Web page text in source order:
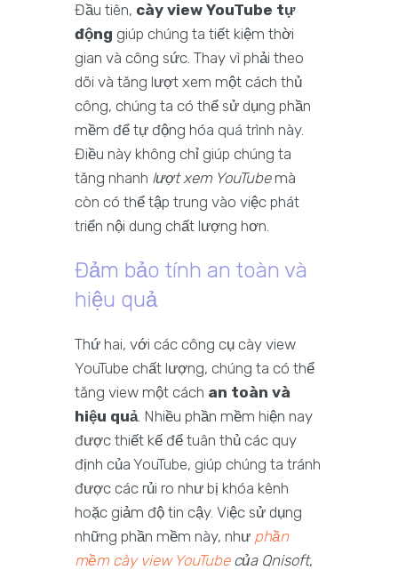
Đầu tiên, cày view YouTube tự
động giúp chúng ta tiết kiệm thời
gian và công sức. Thay vì phải theo
dõi và tăng lượt xem một cách thủ
công, chúng ta có thể sử dụng phần
mềm để tự động hóa quá trình này.
Điều này không chỉ giúp chúng ta
tăng nhanh lượt xem YouTubemà
còn có thể tập trung vào việc phát
triển nội dung chất lượng hơn.
Đảm bảo tính an toàn và
hiệu quả
Thứ hai, với các công cụ cày view
YouTube chất lượng, chúng ta có thể
tăng view một cách an toàn và
hiệu quả. Nhiều phần mềm hiện nay
được thiết kế để tuân thủ các quy
định của YouTube, giúp chúng ta tránh
được các rủi ro như bị khóa kênh
hoặc giảm độ tin cậy. Việc sử dụng
những phần mềm này, như phần
mềm cày view YouTubecủa Qnisoft,